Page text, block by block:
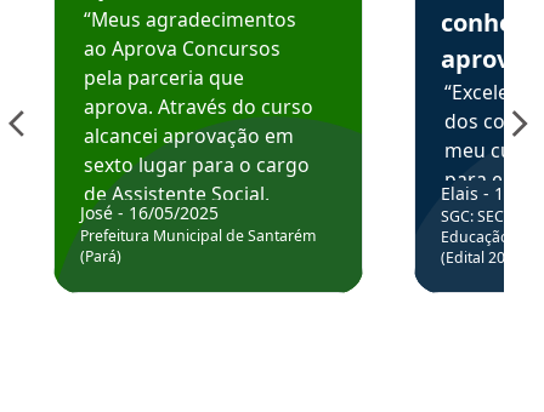
“Meus agradecimentos
ao Aprova Concursos
pela parceria que
aprova. Através do curso
alcancei aprovação em
sexto lugar para o cargo
de Assistente Social.
Hoje estou atuando na
Prefeitura de Santarém.
José - 16/05/2025
Prefeitura Municipal de Santarém
(Pará)
aprova
dos
meu
para
colocar
através
de
Elais - 15/
SGC: SEC BA
Educação
(Edital